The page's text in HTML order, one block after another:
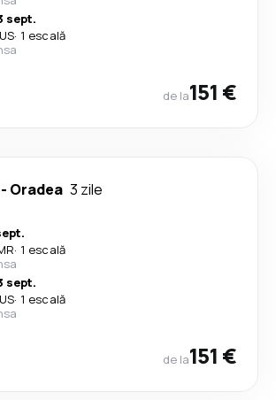
sept.
· 1 escală
de la151 €
- Oradea 3 zile
· 1 escală
sept.
· 1 escală
de la151 €